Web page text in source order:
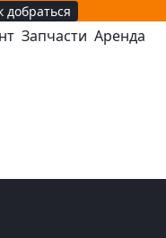
добраться
меню
Запчасти Аренда